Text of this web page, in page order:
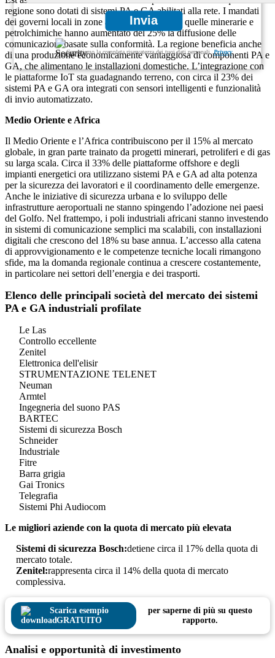
Invia
Garantiamo la completa riservatezza dei tuoi dati personali. Privacy
regione sono dotati di sistemi PA e GA abilitati alla rete. I mandati
dei governi locali in zone ad alto rischio come quelle minerarie e
petrolchimiche hanno aumentato del 25% la diffusione delle
comunicazioni basate sulla conformità. La regione beneficia anche
di una produzione economicamente vantaggiosa di componenti PA e
GA, che alimentano le installazioni domestiche. L’integrazione con
le piattaforme IoT sta guadagnando terreno, con circa il 23% dei
sistemi PA e GA ora integrati con sensori intelligenti e funzionalità
di invio automatizzato.
Medio Oriente e Africa
Il Medio Oriente e l’Africa contribuiscono per il 15% al ​​mercato
globale, in gran parte trainato da progetti minerari, petroliferi e di gas
su larga scala. Circa il 33% delle piattaforme offshore e degli
impianti energetici ora utilizzano sistemi PA e GA ad alta potenza
per la sicurezza dei lavoratori e il coordinamento delle emergenze.
Anche le iniziative di sicurezza urbana e lo sviluppo delle
infrastrutture aeroportuali ne stanno spingendo l’adozione nei paesi
del Golfo. Nel frattempo, i poli industriali africani stanno investendo
in sistemi di comunicazione semplici ma scalabili, con installazioni
digitali che crescono del 18% su base annua. L’accesso alla catena
di approvvigionamento e le competenze tecniche locali rimangono
sfide, ma la domanda regionale continua a crescere costantemente,
in particolare nei settori dell’energia e dei trasporti.
Elenco delle principali società del mercato dei sistemi
PA e GA industriali profilate
Le Las
Controllo eccellente
Zenitel
Elettronica dell'elisir
STRUMENTAZIONE TELENET
Neuman
Armtel
Ingegneria del suono PAS
BARTEC
Sistemi di sicurezza Bosch
Schneider
Industriale
Fitre
Barra grigia
Gai Tronics
Telegrafia
Sistemi Phi Audiocom
Le migliori aziende con la quota di mercato più elevata
Sistemi di sicurezza Bosch:detiene circa il 17% della quota di
mercato totale.
Zenitel:rappresenta circa il 14% della quota di mercato
complessiva.
Scarica esempio
GRATUITO
per saperne di più su questo
rapporto.
Analisi e opportunità di investimento